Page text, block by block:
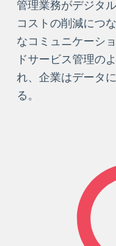
管理業務がデジタ
コストの削減につ
なコミュニケーシ
ドサービス管理の
れ、企業はデータ
る。